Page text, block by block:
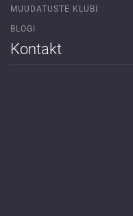
MUUDATUSTE KLUBI
BLOGI
Kontakt